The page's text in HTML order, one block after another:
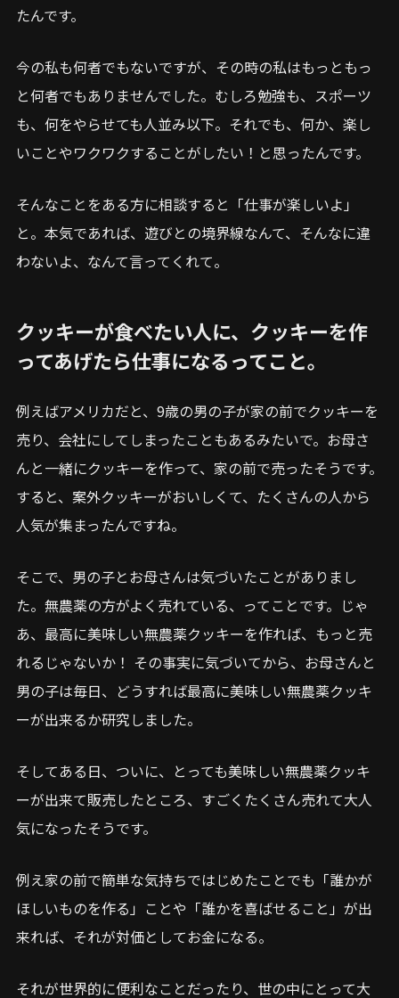
たんです。
今の私も何者でもないですが、その時の私はもっともっ
と何者でもありませんでした。むしろ勉強も、スポーツ
も、何をやらせても人並み以下。それでも、何か、楽し
いことやワクワクすることがしたい！と思ったんです。
そんなことをある方に相談すると「仕事が楽しいよ」
と。本気であれば、遊びとの境界線なんて、そんなに違
わないよ、なんて言ってくれて。
クッキーが食べたい人に、クッキーを作
ってあげたら仕事になるってこと。
例えばアメリカだと、9歳の男の子が家の前でクッキーを
売り、会社にしてしまったこともあるみたいで。お母さ
んと一緒にクッキーを作って、家の前で売ったそうです。
すると、案外クッキーがおいしくて、たくさんの人から
人気が集まったんですね。
そこで、男の子とお母さんは気づいたことがありまし
た。無農薬の方がよく売れている、ってことです。じゃ
あ、最高に美味しい無農薬クッキーを作れば、もっと売
れるじゃないか！ その事実に気づいてから、お母さんと
男の子は毎日、どうすれば最高に美味しい無農薬クッキ
ーが出来るか研究しました。
そしてある日、ついに、とっても美味しい無農薬クッキ
ーが出来て販売したところ、すごくたくさん売れて大人
気になったそうです。
例え家の前で簡単な気持ちではじめたことでも「誰かが
ほしいものを作る」ことや「誰かを喜ばせること」が出
来れば、それが対価としてお金になる。
それが世界的に便利なことだったり、世の中にとって大